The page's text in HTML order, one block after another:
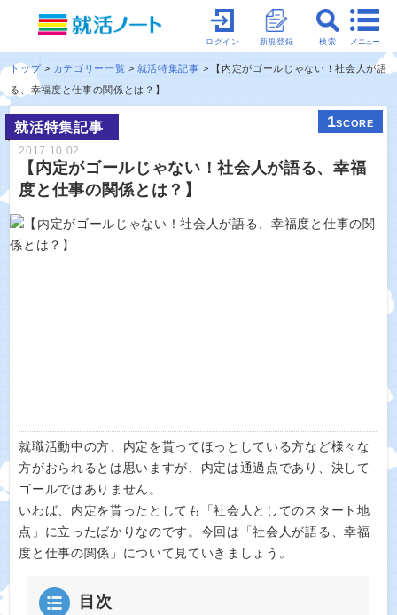
メニュー
検索
新規登録
ログイン
トップ カテゴリー一覧 就活特集記事
【内定がゴールじゃない！社会人が語
る、幸福度と仕事の関係とは？】
就活特集記事 1SCORE
2017.10.02
【内定がゴールじゃない！社会人が語る、幸福
度と仕事の関係とは？】
就職活動中の方、内定を貰ってほっとしている方など様々な
方がおられるとは思いますが、内定は通過点であり、決して
ゴールではありません。
いわば、内定を貰ったとしても「社会人としてのスタート地
点」に立ったばかりなのです。今回は「社会人が語る、幸福
度と仕事の関係」について見ていきましょう。
目次